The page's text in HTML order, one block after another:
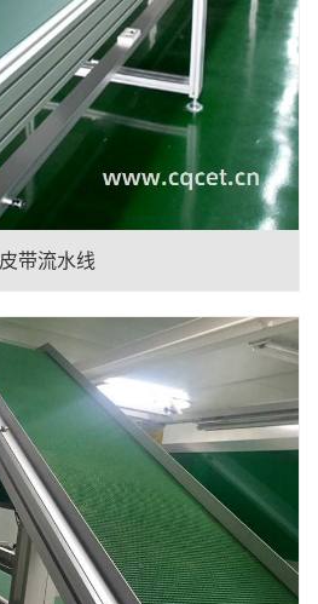
皮带流水线